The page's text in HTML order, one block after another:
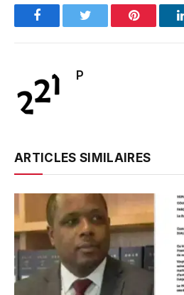
FacebookTwitter Pinterest
P
ARTICLES SIMILAIRES